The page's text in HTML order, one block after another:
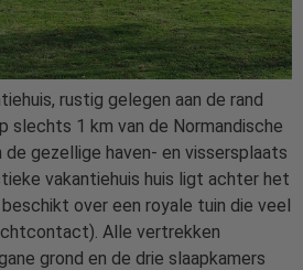
rustig gelegen aan de rand
slechts 1 km van de Normandische
gezellige haven- en vissersplaats
vakantiehuis huis ligt achter het
beschikt over een royale tuin die veel
Alle vertrekken
grond en de drie slaapkamers